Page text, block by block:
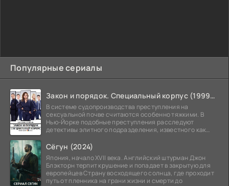
Популярные сериалы
Закон и порядок. Специальный корпус (1999-2026)
В системе судопроизводства преступления на
сексуальной почве считаются особенно тяжкими. В
Нью-Йорке подобные преступления расследуют
детективы элитного подразделения, известного как
Сёгун (2024)
Япония, начало XVII века. Английский штурман Джон
Блэкторн терпит крушение и попадает в закрытую для
европейцев Страну восходящего солнца, где проходит
путь от пленника на грани жизни и смерти до